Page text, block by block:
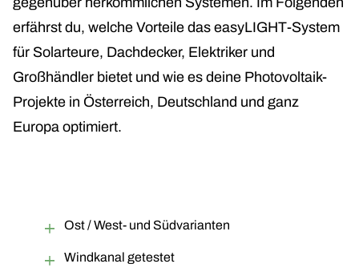
erfährst du, welche Vorteile das easyLIGHT-System
für Solarteure, Dachdecker, Elektriker und
Großhändler bietet und wie es deine Photovoltaik-
Projekte in Österreich, Deutschland und ganz
Europa optimiert.
Ost / West- und Südvarianten
Windkanal getestet